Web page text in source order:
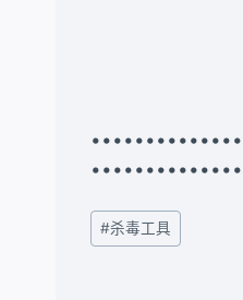
文
章
#杀毒工具